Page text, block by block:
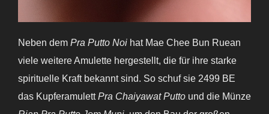
Neben dem Pra Putto Noi hat Mae Chee Bun Ruean
viele weitere Amulette hergestellt, die für ihre starke
spirituelle Kraft bekannt sind. So schuf sie 2499 BE
das KupferamulettPra Chaiyawat Putto und die Münze